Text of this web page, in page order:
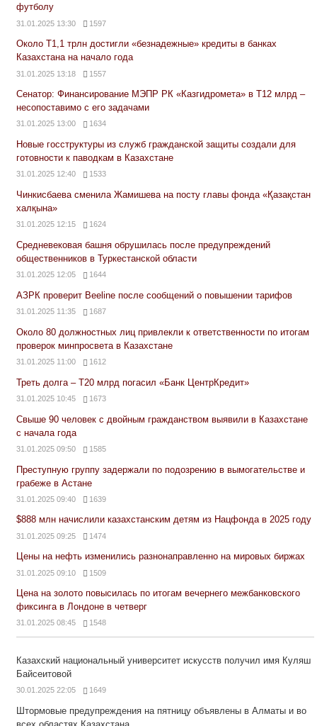
футболу
31.01.2025 13:30 1597
Около Т1,1 трлн достигли «безнадежные» кредиты в банках
Казахстана на начало года
31.01.2025 13:18 1557
Сенатор: Финансирование МЭПР РК «Казгидромета» в Т12 млрд –
несопоставимо с его задачами
31.01.2025 13:00 1634
Новые госструктуры из служб гражданской защиты создали для
готовности к паводкам в Казахстане
31.01.2025 12:40 1533
Чинкисбаева сменила Жамишева на посту главы фонда «Қазақстан
халқына»
31.01.2025 12:15 1624
Средневековая башня обрушилась после предупреждений
общественников в Туркестанской области
31.01.2025 12:05 1644
АЗРК проверит Beeline после сообщений о повышении тарифов
31.01.2025 11:35 1687
Около 80 должностных лиц привлекли к ответственности по итогам
проверок минпросвета в Казахстане
31.01.2025 11:00 1612
Треть долга – Т20 млрд погасил «Банк ЦентрКредит»
31.01.2025 10:45 1673
Свыше 90 человек с двойным гражданством выявили в Казахстане
с начала года
31.01.2025 09:50 1585
Преступную группу задержали по подозрению в вымогательстве и
грабеже в Астане
31.01.2025 09:40 1639
$888 млн начислили казахстанским детям из Нацфонда в 2025 году
31.01.2025 09:25 1474
Цены на нефть изменились разнонаправленно на мировых биржах
31.01.2025 09:10 1509
Цена на золото повысилась по итогам вечернего межбанковского
фиксинга в Лондоне в четверг
31.01.2025 08:45 1548
Казахский национальный университет искусств получил имя Куляш
Байсеитовой
30.01.2025 22:05 1649
Штормовые предупреждения на пятницу объявлены в Алматы и во